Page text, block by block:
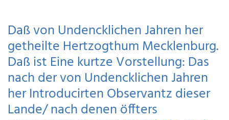
Daß von Undencklichen Jahren her
getheilte Hertzogthum Mecklenburg.
Daß ist Eine kurtze Vorstellung: Das
nach der von Undencklichen Jahren
her Introducirten Observantz dieser
Lande/ nach denen öffters